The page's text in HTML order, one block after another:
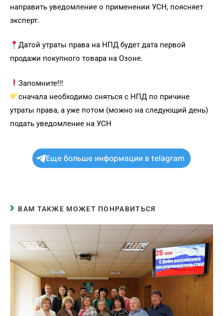
направить уведомление о применении УСН, поясняет
эксперт.
Датой утраты права на НПД будет дата первой
продажи покупного товара на Озоне.
Запомните!!!
сначала необходимо сняться с НПД по причине
утраты права, а уже потом (можно на следующий день)
подать уведомление на УСН
Еще больше информации в telagram
ВАМ ТАКЖЕ МОЖЕТ ПОНРАВИТЬСЯ